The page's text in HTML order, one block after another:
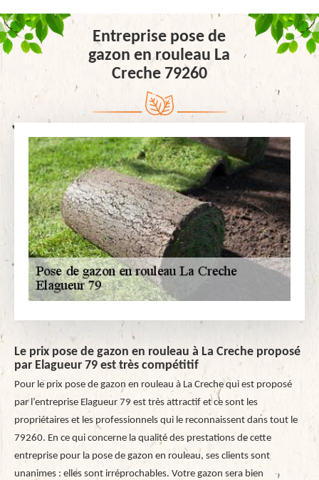
Entreprise pose de
gazon en rouleau La
Creche 79260
Le prix pose de gazon en rouleau à La Creche proposé
par Elagueur 79 est très compétitif
Pour le prix pose de gazon en rouleau à La Creche qui est proposé
par l’entreprise Elagueur 79 est très attractif et ce sont les
propriétaires et les professionnels qui le reconnaissent dans tout le
79260. En ce qui concerne la qualité des prestations de cette
entreprise pour la pose de gazon en rouleau, ses clients sont
unanimes : elles sont irréprochables. Votre gazon sera bien